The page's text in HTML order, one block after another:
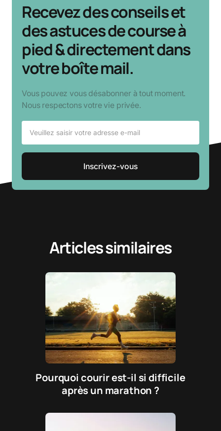
Recevez des conseils et
des astuces de course à
pied & directement dans
votre boîte mail.
Vous pouvez vous désabonner à tout moment.
Nous respectons votre vie privée.
Articles similaires
Pourquoi courir est-il si difficile
après un marathon ?